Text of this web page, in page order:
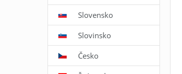
Slovensko
Slovinsko
Česko